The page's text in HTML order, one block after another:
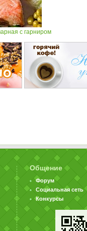
с гарниром
Общение
Форум
Социальная сеть
Конкурсы